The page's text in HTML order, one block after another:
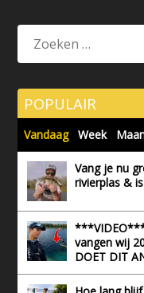
POPULAIR
Vandaag Week
Vang je nu
rivierplas &
vangen wij
DOET DIT